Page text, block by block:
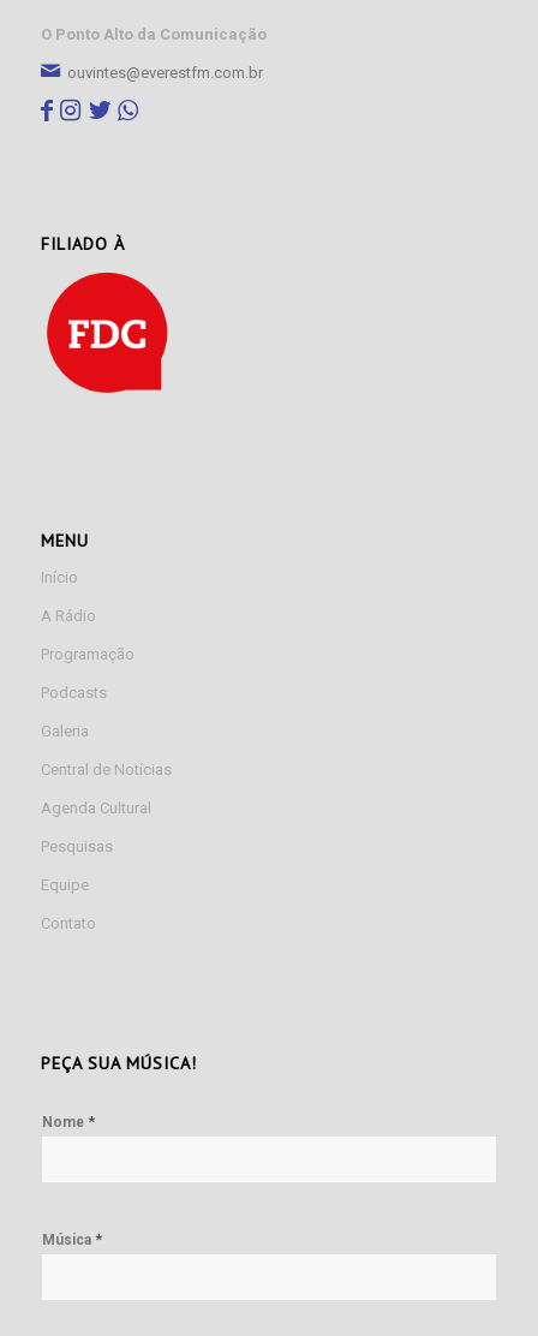
O Ponto Alto da Comunicação
ouvintes@everestfm.com.br
FILIADO À
MENU
Início
A Rádio
Programação
Podcasts
Galeria
Central de Notícias
Agenda Cultural
Pesquisas
Equipe
Contato
PEÇA SUA MÚSICA!
Nome *
Música *